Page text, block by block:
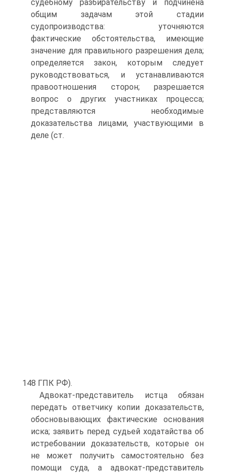
судебному разбирательству и подчинена
общим задачам этой стадии
судопроизводства: уточняются
фактические обстоятельства, имеющие
значение для правильного разрешения дела;
определяется закон, которым следует
руководствоваться, и устанавливаются
правоотношения сторон; разрешается
вопрос о других участниках процесса;
представляются необходимые
доказательства лицами, участвующими в
деле (ст.
148 ГПК РФ).
Адвокат-представитель истца обязан
передать ответчику копии доказательств,
обосновывающих фактические основания
иска; заявить перед судьей ходатайства об
истребовании доказательств, которые он
не может получить самостоятельно без
помощи суда, а адвокат-представитель